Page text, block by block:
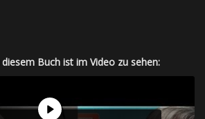
Buch ist im Video zu sehen: